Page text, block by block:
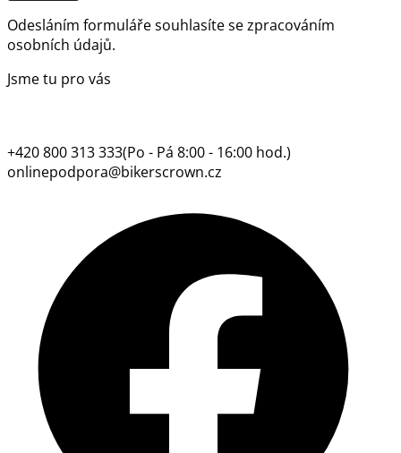
Odesláním formuláře souhlasíte sezpracováním
osobních údajů.
Jsme tu pro vás
+420 800 313 333(Po - Pá 8:00 - 16:00 hod.)
onlinepodpora@bikerscrown.cz